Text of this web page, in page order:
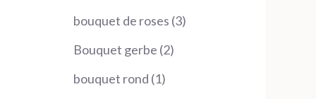
produits
bouquet de roses 33
Bouquet gerbe 22
bouquet rond 11